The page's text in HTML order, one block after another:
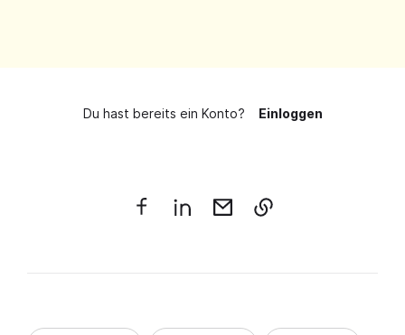
Du hast bereits ein Konto? Einloggen